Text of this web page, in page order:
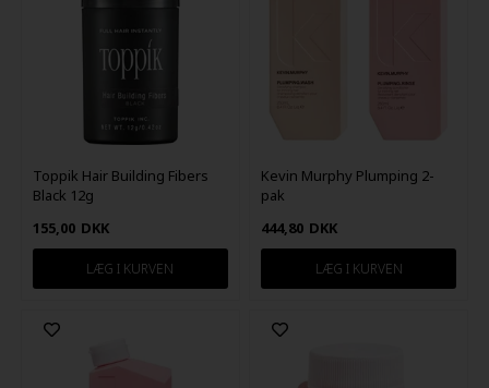
Toppik Hair Building Fibers
Black 12g
155,00 DKK
Kevin Murphy Plumping 2-
pak
444,80 DKK